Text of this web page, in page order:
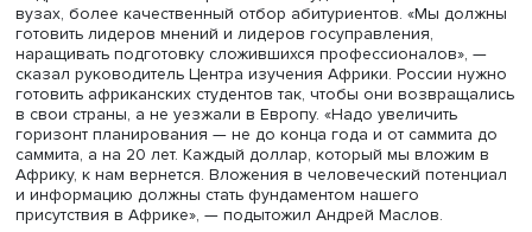
Сейчас странам Африки важно обеспечить устойчивое
развитие в условиях стабильности и безопасности,
сотрудничество между государствами.
В нынешних условиях, полагает посол Сенегала,
африканских стран с Россией важно для ускорения
экономического и технологического роста. Особенно
значительную роль может играть сотрудничество в
морского, железнодорожного и воздушного